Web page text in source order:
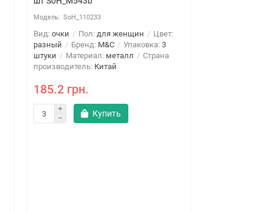
SoH_110233
Вид: очки Пол: для женщин
Цвет:
разный
Бренд: M&C Упаковка: 3
штуки
Материал: металл
Страна
производитель: Китай
185.2 грн.
Купить